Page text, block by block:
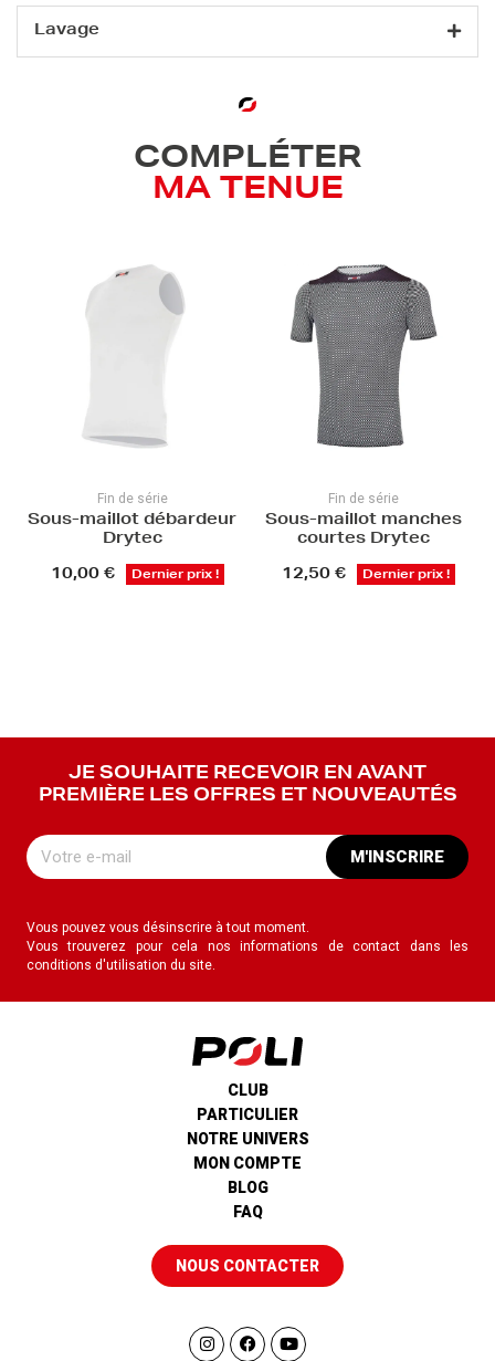
Lavage
COMPLÉTER
MA TENUE
Fin de série
Sous-maillot débardeur
Drytec
10,00 € Dernier prix !
Fin de série
Sous-maillot manches
courtes Drytec
12,50 € Dernier prix !
JE SOUHAITE RECEVOIR EN AVANT
PREMIÈRE LES OFFRES ET NOUVEAUTÉS
M'INSCRIRE
Vous pouvez vous désinscrire à tout moment.
Vous trouverez pour cela nos informations de contact dans les
conditions d'utilisation du site.
CLUB
PARTICULIER
NOTRE UNIVERS
MON COMPTE
BLOG
FAQ
NOUS CONTACTER